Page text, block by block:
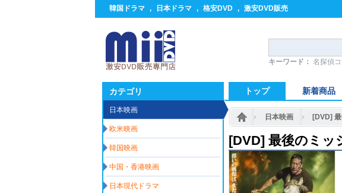
韓国ドラマ , 日本ドラマ , 格安DVD , 激安DVD販売
キーワード： 名探偵
カテゴリ トップ 新着商品
日本映画
欧米映画
韓国映画
中国・香港映画
日本現代ドラマ
日本映画 [DVD]
[DVD] 最後のミッ